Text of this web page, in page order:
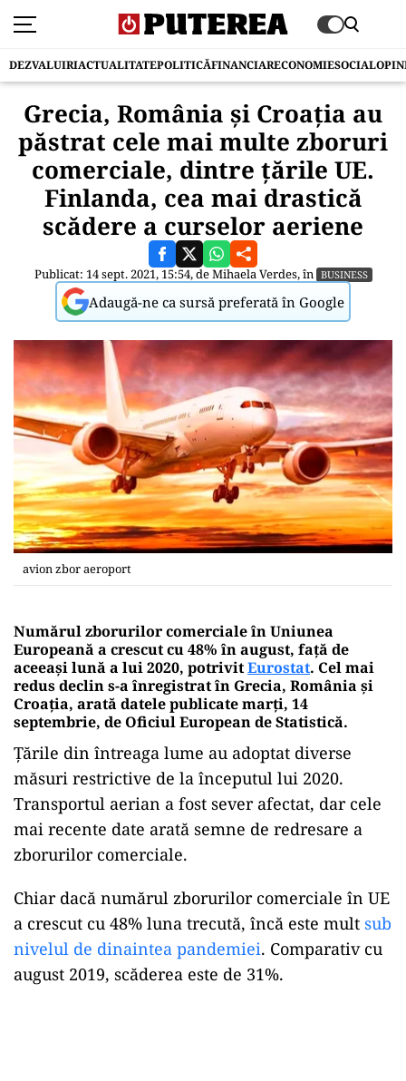
DEZVALUIRIACTUALITATEPOLITICĂFINANCIARECONOMIESOCIAL
Grecia, România şi Croaţia au
păstrat cele mai multe zboruri
comerciale, dintre țările UE.
Finlanda, cea mai drastică
scădere a curselor aeriene
Publicat: 14 sept. 2021, 15:54, deMihaela Verdes, în BUSINESS
Adaugă-ne ca sursă preferată în Google
avion zbor aeroport
Numărul zborurilor comerciale în Uniunea
Europeană a crescut cu 48% în august, față de
aceeași lună a lui 2020, potrivitEurostat. Cel mai
redus declin s-a înregistrat în Grecia, România şi
Croaţia, arată datele publicate marţi, 14
septembrie, de Oficiul European de Statistică.
Țările din întreaga lume au adoptat diverse
măsuri restrictive de la începutul lui 2020.
Transportul aerian a fost sever afectat, dar cele
mai recente date arată semne de redresare a
zborurilor comerciale.
Chiar dacă numărul zborurilor comerciale în UE
a crescut cu 48% luna trecută, încă este mult sub
nivelul de dinaintea pandemiei. Comparativ cu
august 2019, scăderea este de 31%.